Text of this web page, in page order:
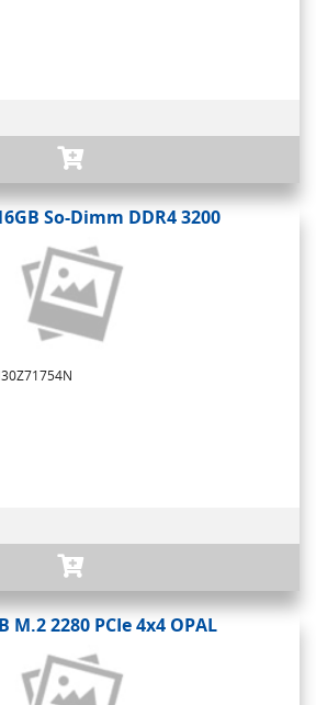
So-Dimm DDR4 3200
M.2 2280 PCIe 4x4 OPAL